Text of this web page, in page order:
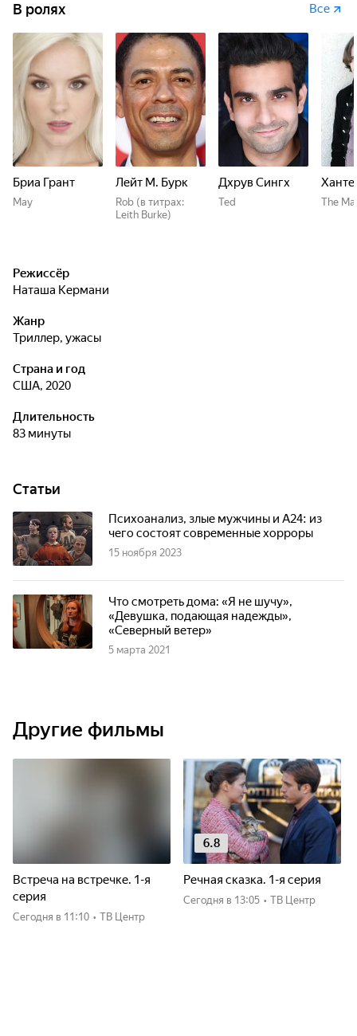
В ролях Все
Бриа Грант
May
Лейт М. Бурк
Rob (в титрах:
Leith Burke)
Дхрув Сингх
Ted The
Режиссёр
Наташа Кермани
Жанр
триллер, ужасы
Страна и год
США, 2020
Длительность
83 минуты
Статьи
Психоанализ, злые мужчины и А24: из
чего состоят современные хорроры
15 ноября 2023
Что смотреть дома: «Я не шучу»,
«Девушка, подающая надежды»,
«Северный ветер»
5 марта 2021
Другие фильмы
Встреча на встречке. 1-я
серия
Сегодня в 11:10 • ТВ Центр
6.8
Речная сказка. 1-я серия
Сегодня в 13:05 • ТВ Центр